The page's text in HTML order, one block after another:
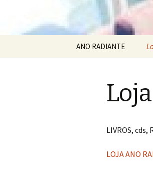
ANO RADIANTE
LIVROS, cds,
LOJA ANO